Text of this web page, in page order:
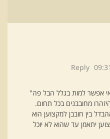
09:31
Reply
אפשר למות בגלל הבל פה"
מחובבנים בכל תחום.
בין חובבן למקצוען הוא
יתאמן עד שהוא לא יוכל